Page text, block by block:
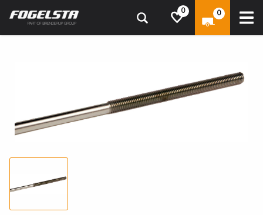
0 0